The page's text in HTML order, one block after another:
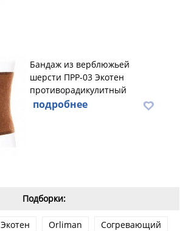
Бандаж из верблюжьей
шерсти ПРР-03 Экотен
противорадикулитный
подробнее
Подборки:
Экотен Orliman
Согревающий